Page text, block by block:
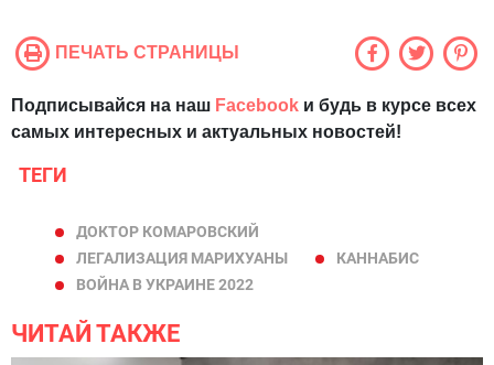
ПЕЧАТЬ СТРАНИЦЫ
Подписывайся на наш Facebook и будь в курсе всех
самых интересных и актуальных новостей!
ТЕГИ
ДОКТОР КОМАРОВСКИЙ
ЛЕГАЛИЗАЦИЯ МАРИХУАНЫ
КАННАБИС
ВОЙНА В УКРАИНЕ 2022
ЧИТАЙ ТАКЖЕ